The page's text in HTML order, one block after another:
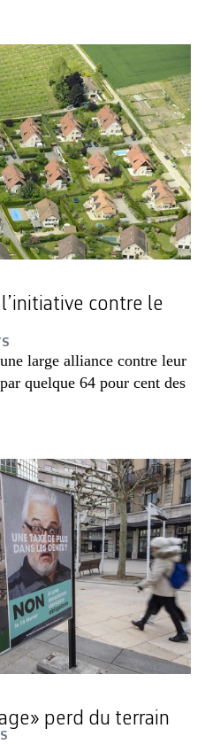
contre le
large alliance contre leur
quelque 64 pour cent des
perd du terrain